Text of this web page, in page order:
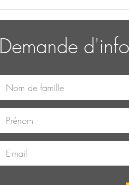
Demande